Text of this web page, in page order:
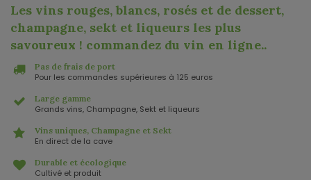
Les vins rouges, blancs, rosés et de dessert,
champagne, sekt et liqueurs les plus
savoureux ! commandez du vin en ligne..
Pas de frais de port
Pour les commandes supérieures à 125 euros
Large gamme
Grands vins, Champagne, Sekt et liqueurs
Vins uniques, Champagne et Sekt
En direct de la cave
Durable et écologique
Cultivé et produit